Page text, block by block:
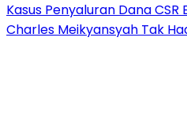
Kasus Penyaluran Dana CSR
Charles Meikyansyah Tak